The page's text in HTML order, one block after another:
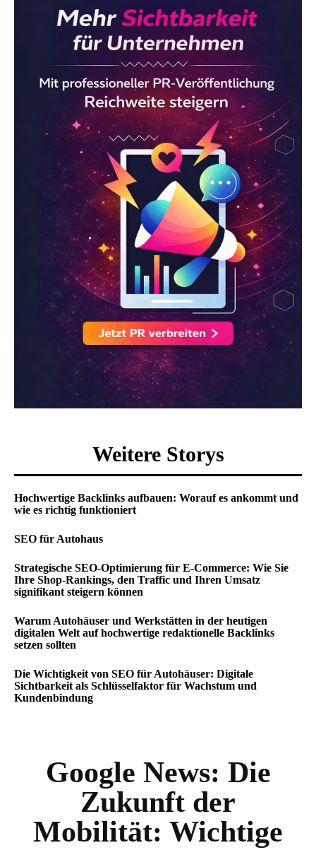
Weitere Storys
Hochwertige Backlinks aufbauen: Worauf es ankommt und
wie es richtig funktioniert
SEO für Autohaus
Strategische SEO-Optimierung für E-Commerce: Wie Sie
Ihre Shop-Rankings, den Traffic und Ihren Umsatz
signifikant steigern können
Warum Autohäuser und Werkstätten in der heutigen
digitalen Welt auf hochwertige redaktionelle Backlinks
setzen sollten
Die Wichtigkeit von SEO für Autohäuser: Digitale
Sichtbarkeit als Schlüsselfaktor für Wachstum und
Kundenbindung
Google News: Die
Zukunft der
Mobilität: Wichtige